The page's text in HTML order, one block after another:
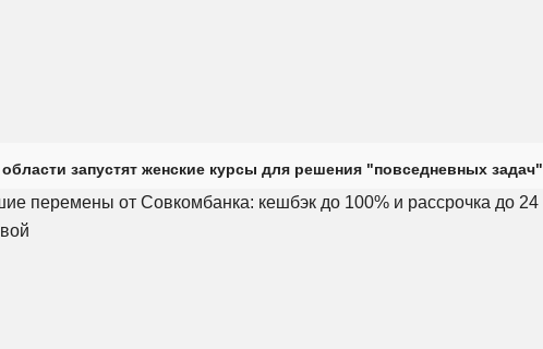
запустят женские курсы для решения "повседневных задач"